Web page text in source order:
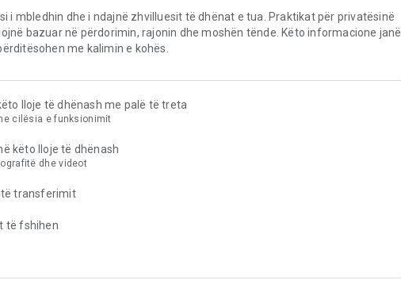
aromën dhe aromën e plotë të fasuleve tuaja të zgjedhura
për t'iu përshtatur preferencave tuaja specifike të shijes
secilën prej fasuleve tuaja të preferuara
me lajme, intervista dhe këshilla dhe truket në seksionin Coffee Lounge.
e kafesë De'Longhi të lidhura plotësisht. Kontrolloni modelin tuaj për
në makinat e zgjedhura të kafesë
i mbledhin dhe i ndajnë zhvilluesit të dhënat e tua. Praktikat për privatësinë
bazuar në përdorimin, rajonin dhe moshën tënde. Këto informacione janë
me kalimin e kohës.
lloje të dhënash me palë të treta
cilësia e funksionimit
këto lloje të dhënash
dhe videot
transferimit
të fshihen